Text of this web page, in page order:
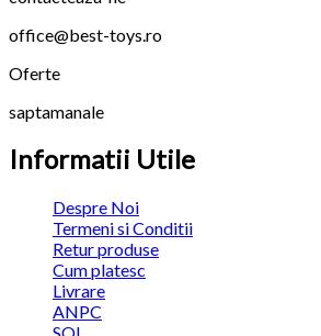
office@best-toys.ro
Oferte
saptamanale
Informatii Utile
Despre Noi
Termeni si Conditii
Retur produse
Cum platesc
Livrare
ANPC